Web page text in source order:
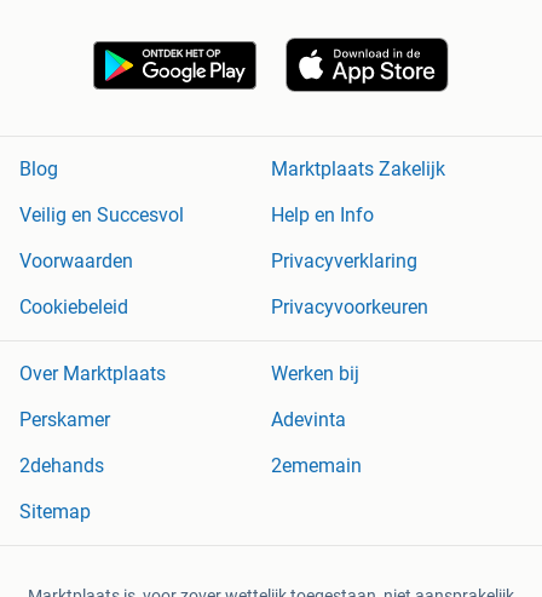
Blog
Marktplaats Zakelijk
Veilig en Succesvol
Help en Info
Voorwaarden
Privacyverklaring
Cookiebeleid
Privacyvoorkeuren
Over Marktplaats
Werken bij
Perskamer
Adevinta
2dehands
2ememain
Sitemap